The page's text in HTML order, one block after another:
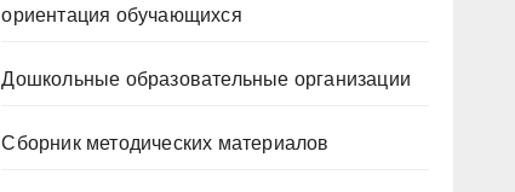
ориентация обучающихся
Дошкольные образовательные организации
Сборник методических материалов